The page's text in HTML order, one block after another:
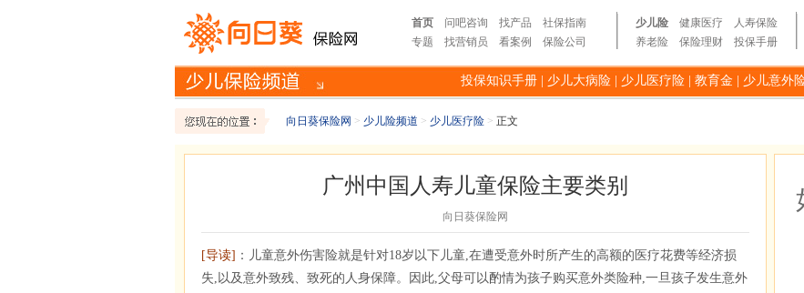
首页 问吧咨询 找产品
社保指南
专题
找营销员 看案例 保险公司
少儿险 健康医疗
人寿保险
养老险
保险理财 投保手册
投保知识手册 少儿大病险 少儿医疗险 教育金 少儿意外
向日葵保险网 > 少儿险频道 > 少儿医疗险 > 正文
广州中国人寿儿童保险主要类别
向日葵保险网
[导读] ：儿童意外伤害险就是针对18岁以下儿童,在遭受意外时所产生的高额的医疗花费等经济损
失,以及意外致残、致死的人身保障。因此,父母可以酌情为孩子购买意外类险种,一旦孩子发生意外